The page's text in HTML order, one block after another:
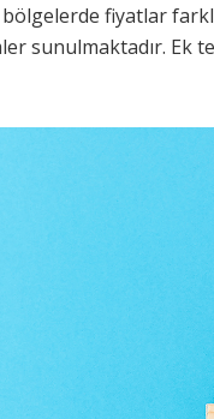
fiyatlar
sunulmaktadır. Ek